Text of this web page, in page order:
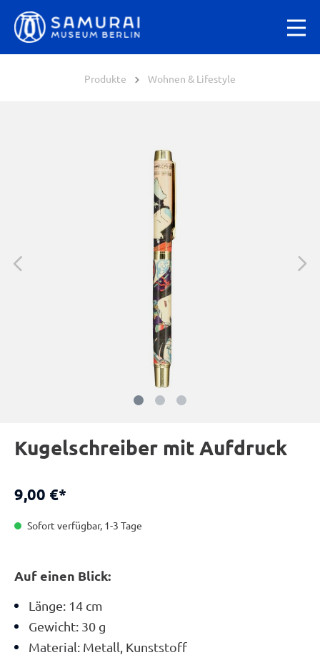
Produkte Wohnen & Lifestyle
Kugelschreiber mit Aufdruck
9,00 €*
Sofort verfügbar, 1-3 Tage
Auf einen Blick:
Länge: 14 cm
Gewicht: 30 g
Material: Metall, Kunststoff